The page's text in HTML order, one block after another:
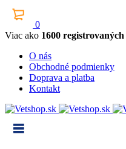
0
Viac ako 1600 registrovaných
O nás
Obchodné podmienky
Doprava a platba
Kontakt